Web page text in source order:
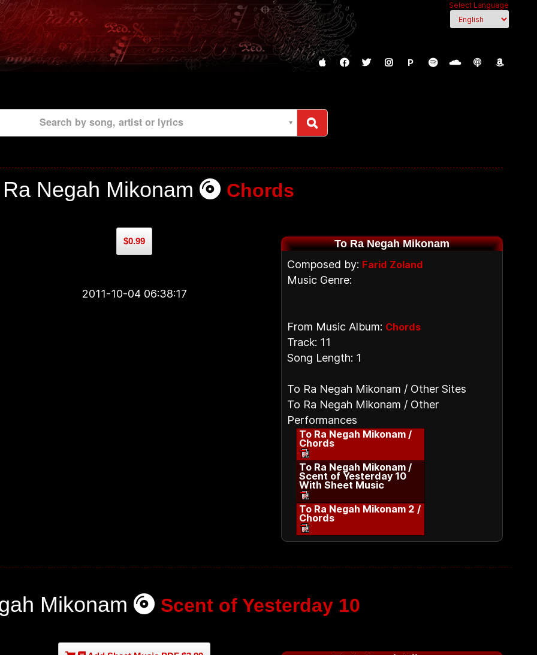
Select Language
P
Search by song, artist or lyrics
Negah Mikonam Chords
$0.99
2011-10-04 06:38:17
To Ra Negah Mikonam
Composed by: Farid Zoland
Music Genre:
From Music Album: Chords
Track: 11
Song Length: 1
To Ra Negah Mikonam / Other Sites
To Ra Negah Mikonam / Other
Performances
To Ra Negah Mikonam /
Chords
To Ra Negah Mikonam /
Scent of Yesterday 10
With Sheet Music
To Ra Negah Mikonam 2 /
Chords
Mikonam Scent of Yesterday 10